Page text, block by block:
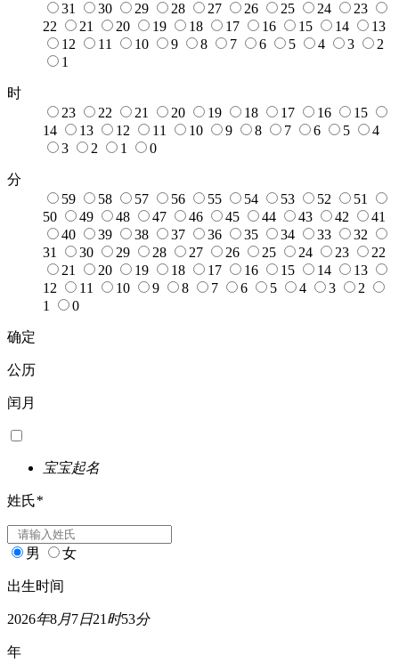
31
30 29 28 27 26 25 24
23
22
21 20 19 18 17 16 15 14
13
12
11 10 9 8 7 6 5 4 3
2
1
时
23
22 21 20 19 18 17 16
15
14
13 12 11 10 9 8 7 6 5
4
3
2 1 0
分
59
58 57 56 55 54 53 52
51
50
49 48 47 46 45 44 43 42
41
40
39 38 37 36 35 34 33
32
31
30 29 28 27 26 25 24 23
22
21
20 19 18 17 16 15 14
13
12
11 10 9 8 7 6 5 4 3
2
1
0
确定
公历
闰月
宝宝起名
姓氏*
男 女
出生时间
2026年8月7日21 时53分
年